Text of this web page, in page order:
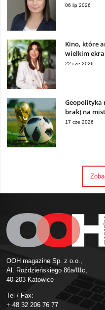
06 lip 2026
Kino, które
wielkim
22 cze 2026
Geopolityka
brak) na
17 cze 2026
OOH magazine Sp. z o.o.,
Al. Roździeńskiego 86a/IIIc,
40-203 Katowice
Tel / Fax:
+ 48 32 206 76 77